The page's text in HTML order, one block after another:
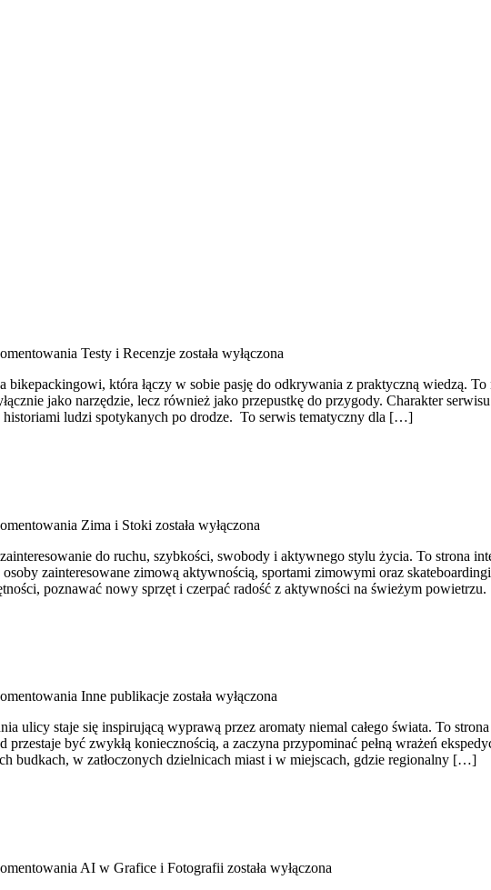
Testy i Recenzje została wyłączona
która łączy w sobie pasję do odkrywania z praktyczną wiedzą.
jako narzędzie, lecz również jako przepustkę do przygody. Charakter
historiami ludzi spotykanych po drodze. To serwis tematyczny dla […]
Zima i Stoki została wyłączona
do ruchu, szybkości, swobody i aktywnego stylu życia. To strona
zainteresowane zimową aktywnością, sportami zimowymi oraz
poznawać nowy sprzęt i czerpać radość z aktywności na świeżym
Inne publikacje została wyłączona
ulicy staje się inspirującą wyprawą przez aromaty niemal całego świata. To
przestaje być zwykłą koniecznością, a zaczyna przypominać pełną wrażeń
budkach, w zatłoczonych dzielnicach miast i w miejscach, gdzie regionalny […]
AI w Grafice i Fotografii została wyłączona